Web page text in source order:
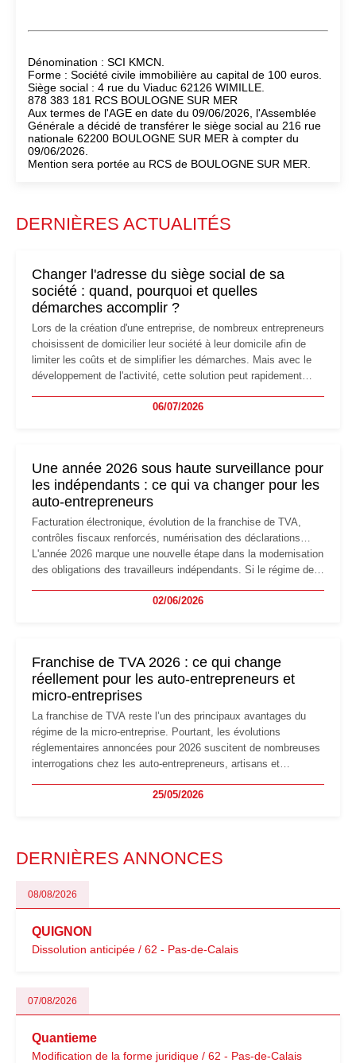
Dénomination : SCI KMCN.
Forme : Société civile immobilière au capital de 100 euros.
Siège social : 4 rue du Viaduc 62126 WIMILLE.
878 383 181 RCS BOULOGNE SUR MER
Aux termes de l'AGE en date du 09/06/2026, l'Assemblée
Générale a décidé de transférer le siège social au 216 rue
nationale 62200 BOULOGNE SUR MER à compter du
09/06/2026.
Mention sera portée au RCS de BOULOGNE SUR MER.
DERNIÈRES ACTUALITÉS
Changer l'adresse du siège social de sa
société : quand, pourquoi et quelles
démarches accomplir ?
Lors de la création d'une entreprise, de nombreux entrepreneurs
choisissent de domicilier leur société à leur domicile afin de
limiter les coûts et de simplifier les démarches. Mais avec le
développement de l'activité, cette solution peut rapidement
professionnels, recrutement, image de marque… Le
06/07/2026
Une année 2026 sous haute surveillance pour
les indépendants : ce qui va changer pour les
auto-entrepreneurs
Facturation électronique, évolution de la franchise de TVA,
contrôles fiscaux renforcés, numérisation des déclarations…
L'année 2026 marque une nouvelle étape dans la modernisation
des obligations des travailleurs indépendants. Si le régime de
les auto-entrepreneurs devront s'adapter à un environnement
02/06/2026
Franchise de TVA 2026 : ce qui change
réellement pour les auto-entrepreneurs et
micro-entreprises
La franchise de TVA reste l’un des principaux avantages du
régime de la micro-entreprise. Pourtant, les évolutions
réglementaires annoncées pour 2026 suscitent de nombreuses
interrogations chez les auto-entrepreneurs, artisans et
facturation ou risque de bascule vers la TVA : les règles
25/05/2026
DERNIÈRES ANNONCES
08/08/2026
QUIGNON
Dissolution anticipée / 62 - Pas-de-Calais
07/08/2026
Quantieme
Modification de la forme juridique / 62 - Pas-de-Calais